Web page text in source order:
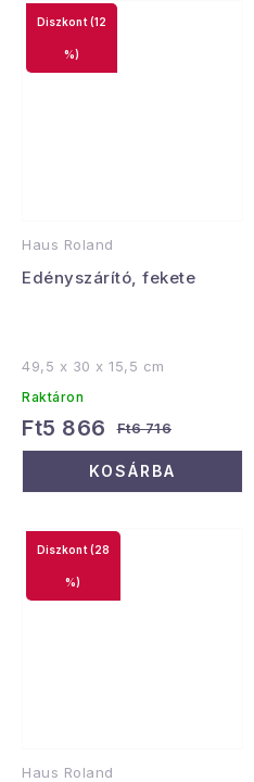
feltételei
az áruka
Haus Roland
Edényszárító, fekete
(12
%)
49,5 x 30 x 15,5 cm
Raktáron
Ft5 866 Ft6 716
KOSÁRBA
Haus Roland
(28
%)